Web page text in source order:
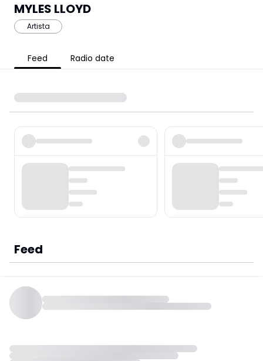
MYLES LLOYD
Artista
Feed Radio date
Feed